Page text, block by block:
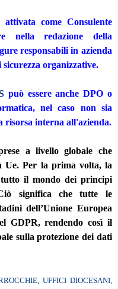
come Consulente
nella redazione della
responsabili in azienda
organizzative.
può essere anche DPO o
nel caso non sia
risorsa interna all'azienda.
a livello globale che
Ue. Per la prima volta, la
tutto il mondo dei principi
significa che tutte le
dell’Unione Europea
GDPR, rendendo così il
sulla protezione dei dati
UFFICI DIOCESANI,